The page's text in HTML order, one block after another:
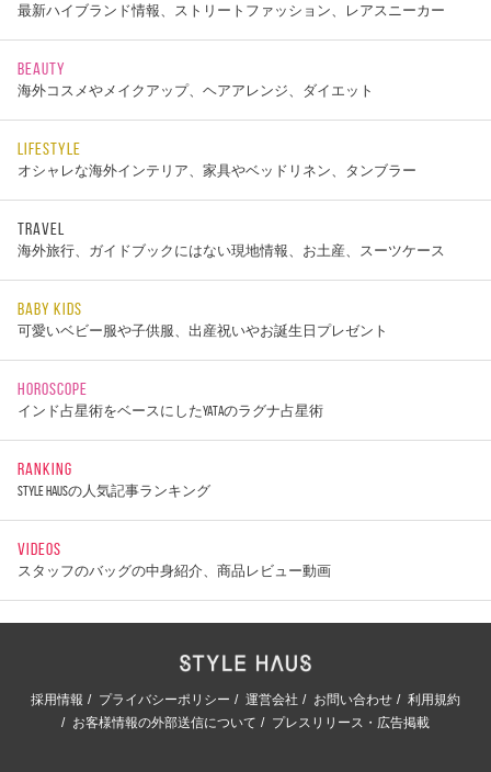
最新ハイブランド情報、ストリートファッション、レアスニーカー
BEAUTY
海外コスメやメイクアップ、ヘアアレンジ、ダイエット
LIFESTYLE
オシャレな海外インテリア、家具やベッドリネン、タンブラー
TRAVEL
海外旅行、ガイドブックにはない現地情報、お土産、スーツケース
BABY KIDS
可愛いベビー服や子供服、出産祝いやお誕生日プレゼント
HOROSCOPE
インド占星術をベースにしたYATAのラグナ占星術
RANKING
STYLE HAUSの人気記事ランキング
VIDEOS
スタッフのバッグの中身紹介、商品レビュー動画
採用情報 プライバシーポリシー 運営会社 お問い合わせ
利用規約
お客様情報の外部送信について
プレスリリース・広告掲載